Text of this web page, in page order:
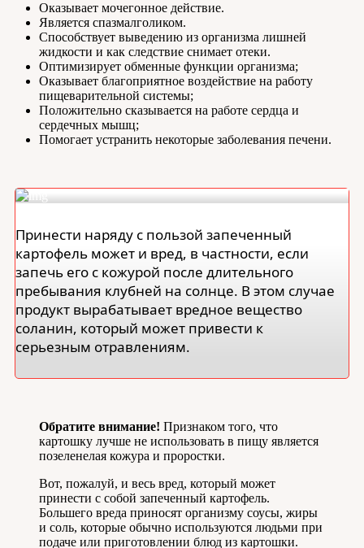
Оказывает мочегонное действие.
Является спазмалголиком.
Способствует выведению из организма лишней
жидкости и как следствие снимает отеки.
Оптимизирует обменные функции организма;
Оказывает благоприятное воздействие на работу
пищеварительной системы;
Положительно сказывается на работе сердца и
сердечных мышц;
Помогает устранить некоторые заболевания печени.
Принести наряду с пользой запеченный
картофель может и вред, в частности, если
запечь его с кожурой после длительного
пребывания клубней на солнце. В этом случае
продукт вырабатывает вредное вещество
соланин, который может привести к
серьезным отравлениям.
Обратите внимание! Признаком того, что
картошку лучше не использовать в пищу является
позеленелая кожура и проростки.
Вот, пожалуй, и весь вред, который может
принести с собой запеченный картофель.
Большего вреда приносят организму соусы, жиры
и соль, которые обычно используются людьми при
подаче или приготовлении блюд из картошки.